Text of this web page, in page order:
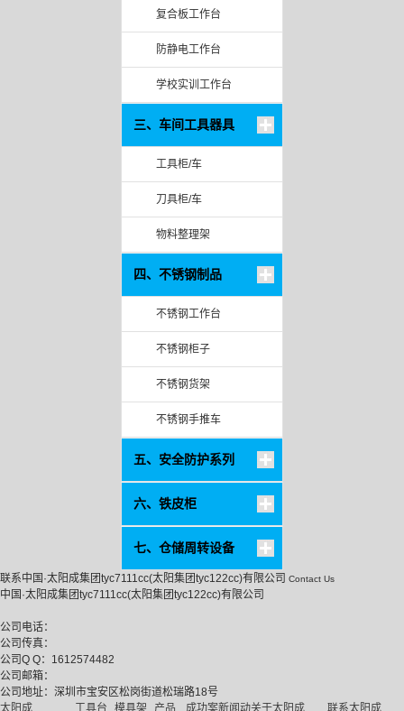
复合板工作台
防静电工作台
学校实训工作台
三、车间工具器具
工具柜/车
刀具柜/车
物料整理架
四、不锈钢制品
不锈钢工作台
不锈钢柜子
不锈钢货架
不锈钢手推车
五、安全防护系列
六、铁皮柜
七、仓储周转设备
联系中国·太阳成集团tyc7111cc(太阳集团tyc122cc)有限公司 Contact Us
中国·太阳成集团tyc7111cc(太阳集团tyc122cc)有限公司
公司电话：
公司传真：
公司Q Q：1612574482
公司邮箱：
公司地址：深圳市宝安区松岗街道松瑞路18号
太阳成
工具台 模具架 产品 成功案新闻动关于太阳成 联系太阳成